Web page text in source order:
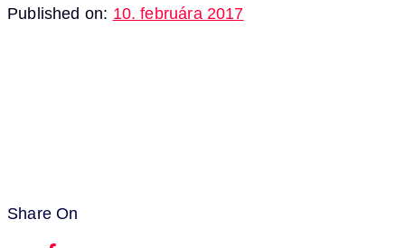
Published on: 10. februára 2017
Share On